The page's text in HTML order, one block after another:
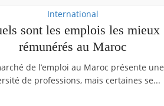
International
sont les emplois les mieux
rémunérés au Maroc
de l’emploi au Maroc présente une
de professions, mais certaines se...